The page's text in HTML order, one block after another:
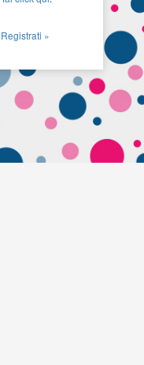
Registrati »